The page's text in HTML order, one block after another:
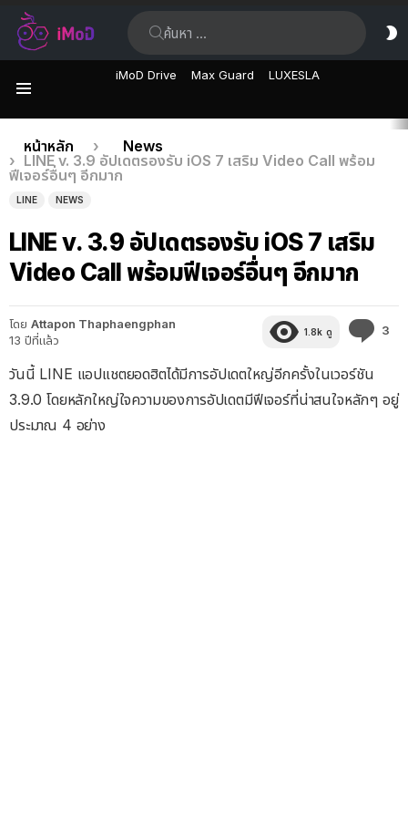
iMoD Drive Max Guard LUXESLA
เรื่อง
ล่าสุด
คุณอยู่ที่นี่:
หน้าหลัก
News
LINE v. 3.9 อัปเดตรองรับ iOS 7 เสริม Video Call พร้อม
ฟีเจอร์อื่นๆ อีกมาก
LINE NEWS
LINE v. 3.9 อัปเดตรองรับ iOS 7 เสริม
Video Call พร้อมฟีเจอร์อื่นๆ อีกมาก
โดย Attapon Thaphaengphan
13 ปีที่แล้ว
1.8k ดู 3
วันนี้ LINE แอปแชตยอดฮิตได้มีการอัปเดตใหญ่อีกครั้งในเวอร์ชัน
3.9.0 โดยหลักใหญ่ใจความของการอัปเดตมีฟีเจอร์ที่น่าสนใจหลักๆ อยู่
ประมาณ 4 อย่าง